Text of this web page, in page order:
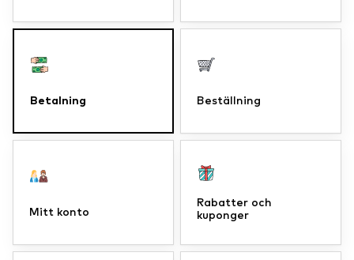
Betalning Beställning
Mitt konto
Rabatter och
kuponger